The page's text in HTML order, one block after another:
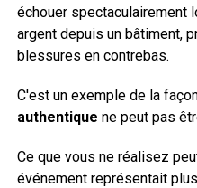
échouer spectaculairement
argent depuis un bâtiment,
blessures en contrebas.
C'est un exemple de la
authentique ne peut pas
Ce que vous ne réalisez
événement représentait